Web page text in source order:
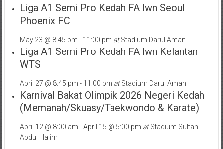
Liga A1 Semi Pro Kedah FA lwn Seoul
Phoenix FC
May 23 @ 8:45 pm - 11:00 pm atStadium Darul Aman
Liga A1 Semi Pro Kedah FA lwn Kelantan
WTS
April 27 @ 8:45 pm - 11:00 pm atStadium Darul Aman
Karnival Bakat Olimpik 2026 Negeri Kedah
(Memanah/Skuasy/Taekwondo & Karate)
April 12 @ 8:00 am -April 15 @ 5:00 pm atStadium Sultan
Abdul Halim